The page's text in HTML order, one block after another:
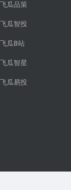
飞瓜品策
飞瓜智投
飞瓜B站
飞瓜智星
飞瓜易投